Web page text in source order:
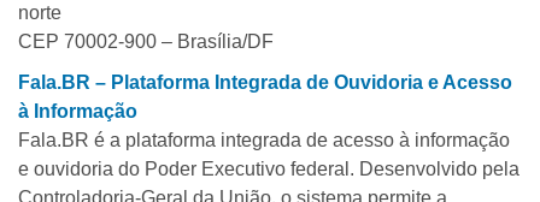
norte
CEP 70002-900 – Brasília/DF
Fala.BR – Plataforma Integrada de Ouvidoria e Acesso
à Informação
Fala.BR é a plataforma integrada de acesso à informação
e ouvidoria do Poder Executivo federal. Desenvolvido pela
Controladoria-Geral da União, o sistema permite a